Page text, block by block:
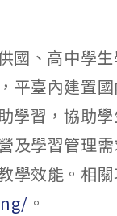
國、高中學
平臺內建置
學習，協助
及學習管理
學效能。相
。